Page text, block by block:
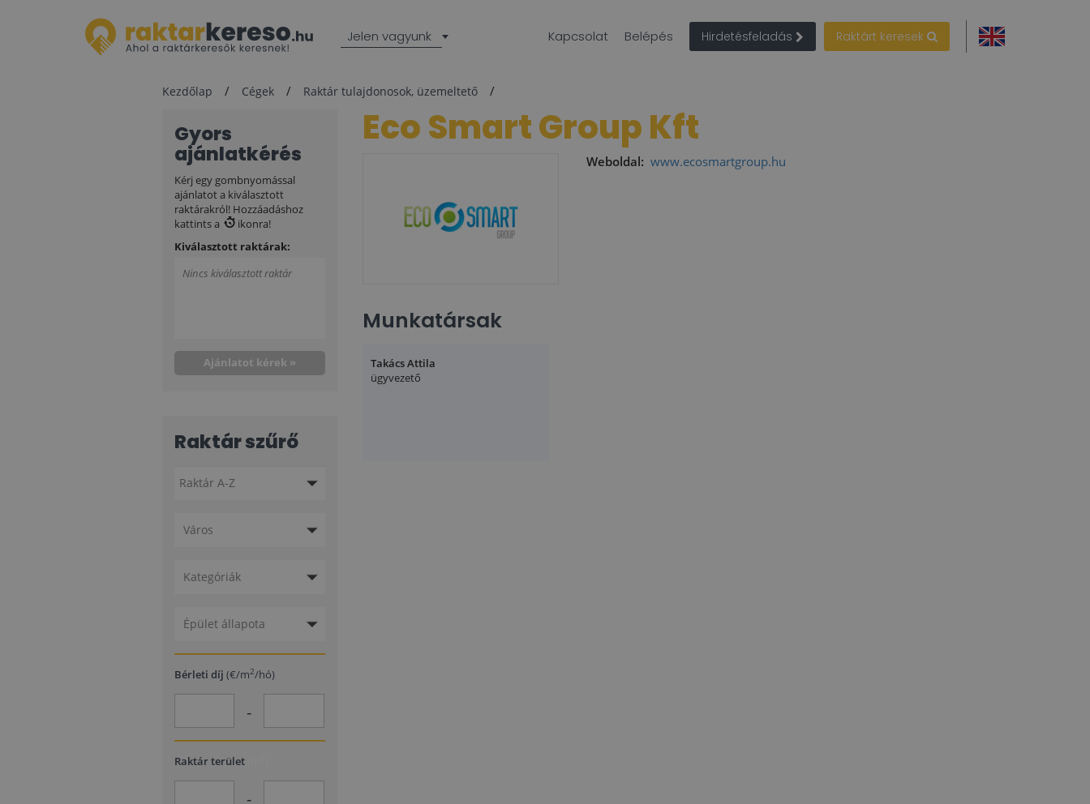
Jelen vagyunk Kapcsolat Belépés Hirdetésfeladás Raktárt keresek
Kezdőlap Cégek Raktár tulajdonosok, üzemeltető
Gyors
ajánlatkérés
Kérj egy gombnyomással
ajánlatot a kiválasztott
raktárakról! Hozzáadáshoz
kattints a
ikonra!
Kiválasztott raktárak:
Nincs kiválasztott raktár
Ajánlatot kérek »
Raktár szűrő
Város
Kategóriák
Épület állapota
Bérleti díj (€/m2/hó)
-
Raktár terület
-
Eco Smart Group Kft
Weboldal: www.ecosmartgroup.hu
Munkatársak
Takács Attila
ügyvezető